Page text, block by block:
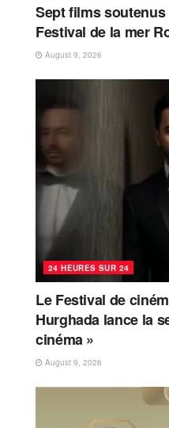
Sept films
Festival de la mer
August 9, 2026
24 HEURES SUR 24
Le Festival de
Hurghada lance la
cinéma »
August 9, 2026